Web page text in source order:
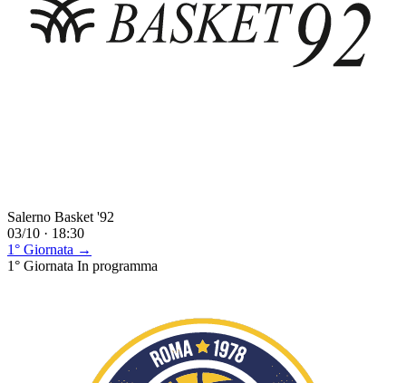
Salerno Basket '92
03/10 · 18:30
1° Giornata →
1° Giornata In programma